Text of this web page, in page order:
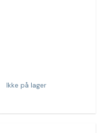
Ikke på lager